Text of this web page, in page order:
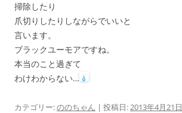
掃除したり
爪切りしたりしながらでいいと
言います。
ブラックユーモアですね。
本当のこと過ぎて
わけわからない…
カテゴリー:ののちゃん | 投稿日:2013年4月21日